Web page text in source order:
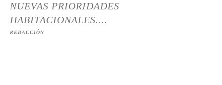
NUEVAS PRIORIDADES
HABITACIONALES....
REDACCIÓN